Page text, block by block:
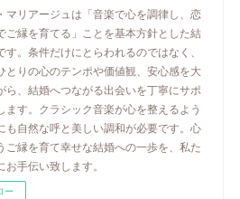
マリアージュは「音楽で心を調律し、恋
ご縁を育てる」ことを基本方針とした結
す。条件だけにとらわれるのではなく、
とりの心のテンポや価値観、安心感を大
ら、結婚へつながる出会いを丁寧にサポ
ます。クラシック音楽が心を整えるよう
も自然な呼と美しい調和が必要です。心
ご縁を育て幸せな結婚への一歩を、私た
お手伝い致します。
ー